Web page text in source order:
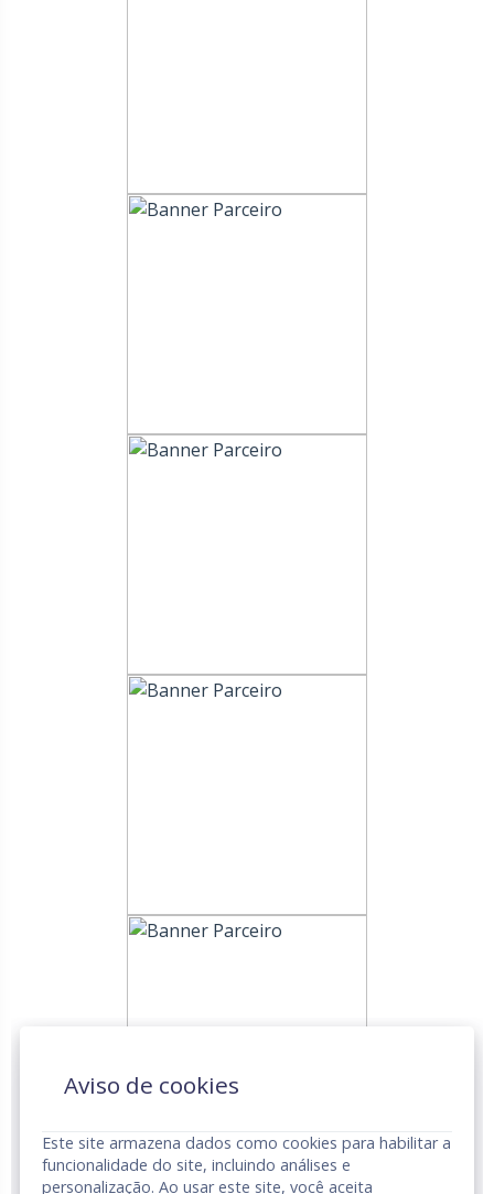
Aviso de cookies
Este site armazena dados como cookies para habilitar a
funcionalidade do site, incluindo análises e
personalização. Ao usar este site, você aceita